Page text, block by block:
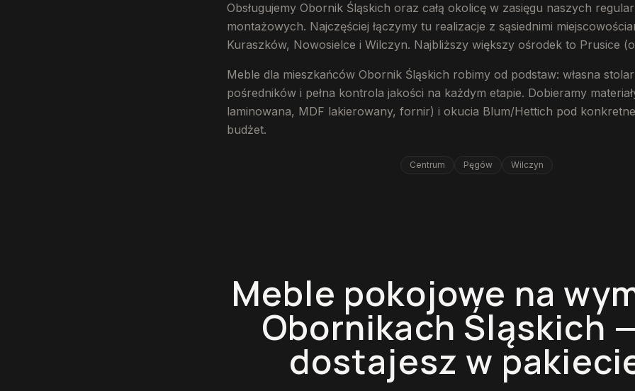
Obsługujemy Obornik Śląskich oraz całą okolicę w zasięgu naszych
montażowych. Najczęściej łączymy tu realizacje z sąsiednimi
Kuraszków, Nowosielce i Wilczyn. Najbliższy większy ośrodek to Prusice
Meble dla mieszkańców Obornik Śląskich robimy od podstaw: własna
pośredników i pełna kontrola jakości na każdym etapie. Dobieramy
laminowana, MDF lakierowany, fornir) i okucia Blum/Hettich pod
budżet.
Centrum Pęgów Wilczyn
Meble pokojowe na
Obornikach Śląskich
dostajesz w